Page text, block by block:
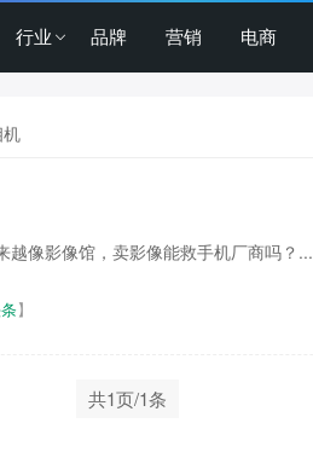
行业 品牌 营销 电商
越像影像馆，卖影像能救手机厂商吗？...
】
共1页/1条